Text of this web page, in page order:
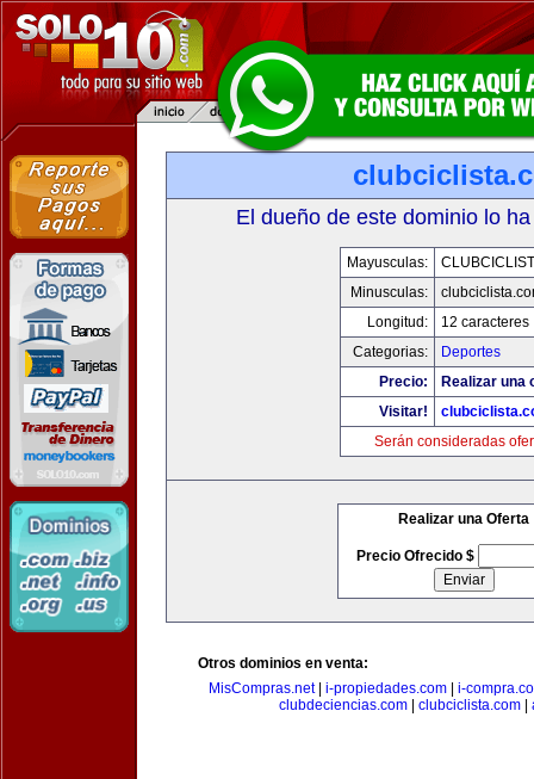
El dueño de este dominio lo
Mayusculas:
Minusculas:
Longitud:
12 caracteres
Categorias:
Deportes
Precio:
Realizar una
Visitar!
Serán consideradas
Realizar una Oferta
Precio Ofrecido $
Otros dominios en venta:
MisCompras.net| i-propiedades.com| i-
clubdeciencias.com
clubciclista.com